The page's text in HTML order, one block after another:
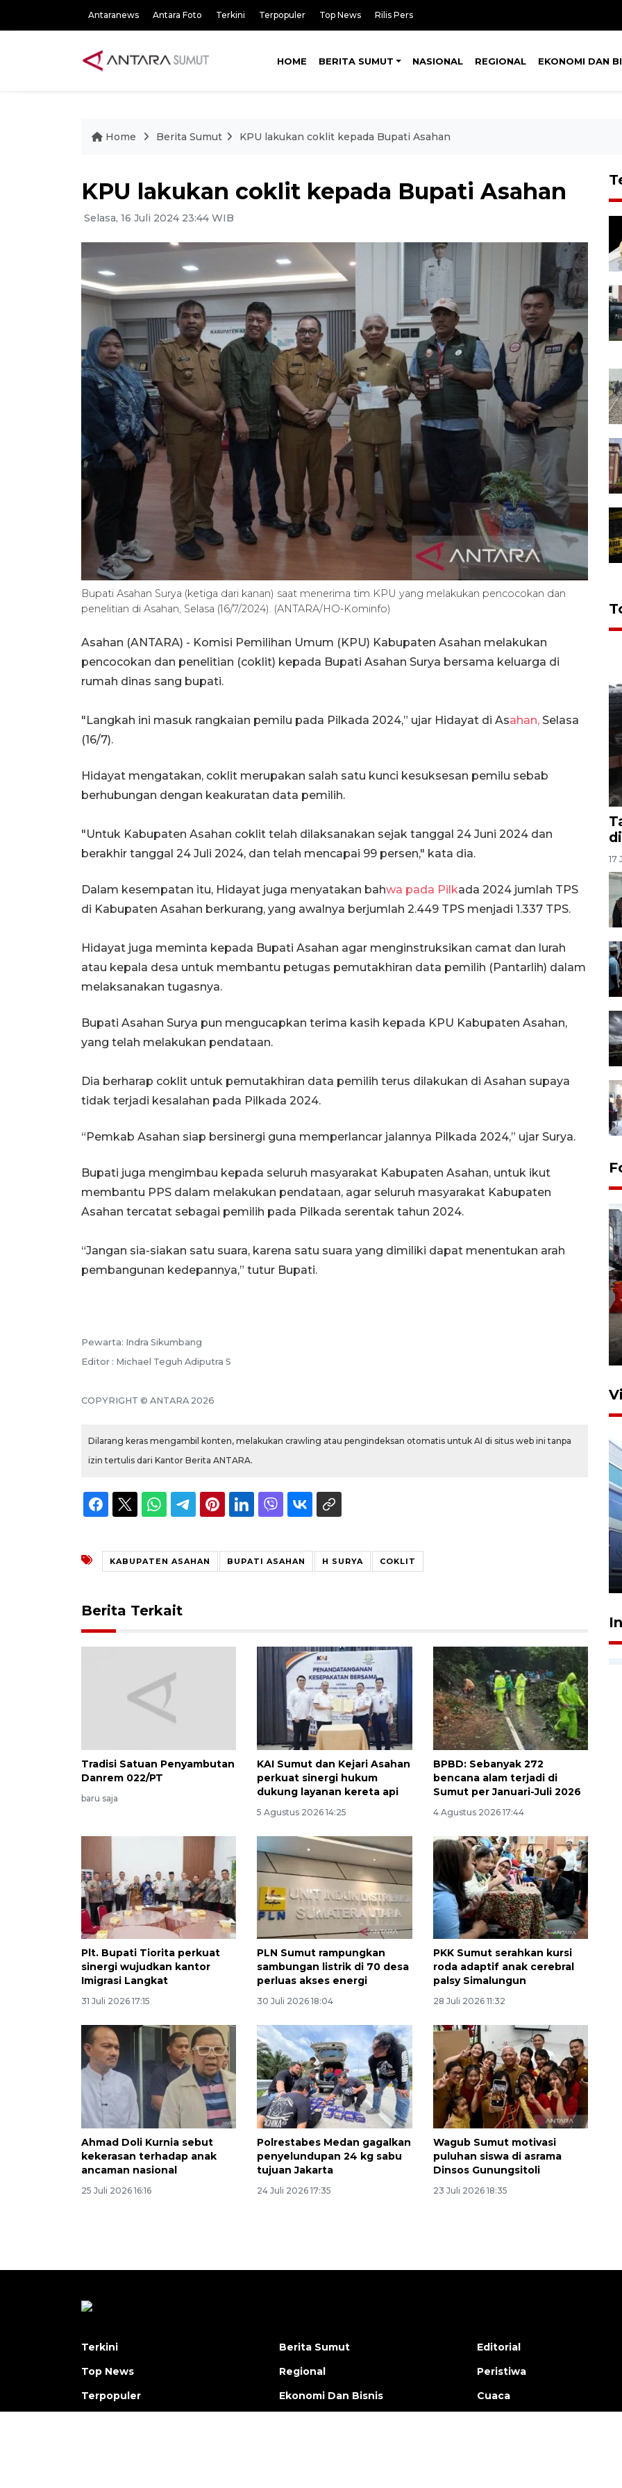
Antaranews Antara Foto Terkini Terpopuler Top News Rilis Pers
HOME BERITA SUMUT NASIONAL REGIONAL EKONOMI DAN
Home Berita Sumut KPU lakukan coklit kepada Bupati Asahan
KPU lakukan coklit kepada Bupati Asahan
Selasa, 16 Juli 2024 23:44 WIB
Bupati Asahan Surya (ketiga dari kanan) saat menerima tim KPU yang melakukan pencocokan dan
penelitian di Asahan, Selasa (16/7/2024). (ANTARA/HO-Kominfo)
Asahan (ANTARA) - Komisi Pemilihan Umum (KPU) Kabupaten Asahan melakukan
pencocokan dan penelitian (coklit) kepada Bupati Asahan Surya bersama keluarga di
rumah dinas sang bupati.
"Langkah ini masuk rangkaian pemilu pada Pilkada 2024,” ujar Hidayat di Asahan, Selasa
(16/7).
Hidayat mengatakan, coklit merupakan salah satu kunci kesuksesan pemilu sebab
berhubungan dengan keakuratan data pemilih.
"Untuk Kabupaten Asahan coklit telah dilaksanakan sejak tanggal 24 Juni 2024 dan
berakhir tanggal 24 Juli 2024, dan telah mencapai 99 persen," kata dia.
Dalam kesempatan itu, Hidayat juga menyatakan bahwa pada Pilkada 2024 jumlah TPS
di Kabupaten Asahan berkurang, yang awalnya berjumlah 2.449 TPS menjadi 1.337 TPS.
Hidayat juga meminta kepada Bupati Asahan agar menginstruksikan camat dan lurah
atau kepala desa untuk membantu petugas pemutakhiran data pemilih (Pantarlih) dalam
melaksanakan tugasnya.
Bupati Asahan Surya pun mengucapkan terima kasih kepada KPU Kabupaten Asahan,
yang telah melakukan pendataan.
Dia berharap coklit untuk pemutakhiran data pemilih terus dilakukan di Asahan supaya
tidak terjadi kesalahan pada Pilkada 2024.
“Pemkab Asahan siap bersinergi guna memperlancar jalannya Pilkada 2024,” ujar Surya.
Bupati juga mengimbau kepada seluruh masyarakat Kabupaten Asahan, untuk ikut
membantu PPS dalam melakukan pendataan, agar seluruh masyarakat Kabupaten
Asahan tercatat sebagai pemilih pada Pilkada serentak tahun 2024.
“Jangan sia-siakan satu suara, karena satu suara yang dimiliki dapat menentukan arah
pembangunan kedepannya,” tutur Bupati.
Pewarta: Indra Sikumbang
Editor : Michael Teguh Adiputra S
COPYRIGHT © ANTARA 2026
Dilarang keras mengambil konten, melakukan crawling atau pengindeksan otomatis untuk AI di situs web ini tanpa
izin tertulis dari Kantor Berita ANTARA.
KABUPATEN ASAHAN BUPATI ASAHAN H SURYA COKLIT
Berita Terkait
Tradisi Satuan Penyambutan
Danrem 022/PT
baru saja
KAI Sumut dan Kejari Asahan
perkuat sinergi hukum
dukung layanan kereta api
5 Agustus 2026 14:25
BPBD: Sebanyak 272
bencana alam terjadi di
Sumut per Januari-Juli 2026
4 Agustus 2026 17:44
Plt. Bupati Tiorita perkuat
sinergi wujudkan kantor
Imigrasi Langkat
31 Juli 2026 17:15
PLN Sumut rampungkan
sambungan listrik di 70 desa
perluas akses energi
30 Juli 2026 18:04
PKK Sumut serahkan kursi
roda adaptif anak cerebral
palsy Simalungun
28 Juli 2026 11:32
Ahmad Doli Kurnia sebut
kekerasan terhadap anak
ancaman nasional
25 Juli 2026 16:16
Polrestabes Medan gagalkan
penyelundupan 24 kg sabu
tujuan Jakarta
24 Juli 2026 17:35
Wagub Sumut motivasi
puluhan siswa di asrama
Dinsos Gunungsitoli
23 Juli 2026 18:35
17
jantung anak
23 Juli 2026 20:04
Memberantas kejahatan
jalanan Jakarta
2026-08-05 18:00:00
Terkini
Top News
Terpopuler
Berita Sumut
Regional
Ekonomi Dan Bisnis
Editorial
Peristiwa
Cuaca